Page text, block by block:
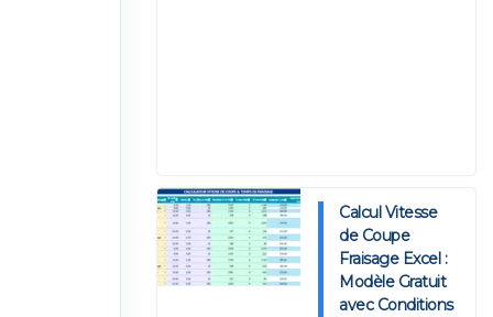
Calcul Vitesse
de Coupe
Fraisage Excel :
Modèle Gratuit
avec Conditions